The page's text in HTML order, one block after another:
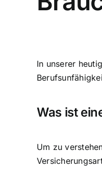
In unserer
Was ist
Um zu